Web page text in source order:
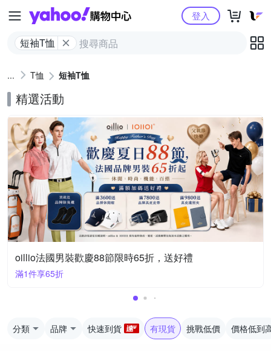
Yahoo購物中心
短袖T恤
登入
T恤 短袖T恤
精選活動
oillio法國男裝歡慶88節限時65折，送好禮
滿1件享65折
分類 品牌 快速到貨 有現貨 挑戰低價 價格低到